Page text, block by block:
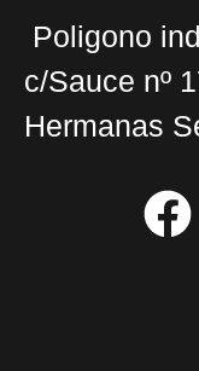
Poligono
c/Sauce nº
Hermanas